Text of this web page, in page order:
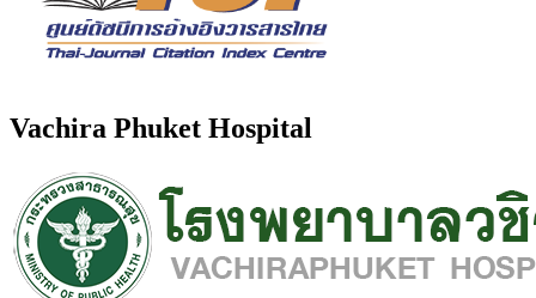
Vachira Phuket Hospital